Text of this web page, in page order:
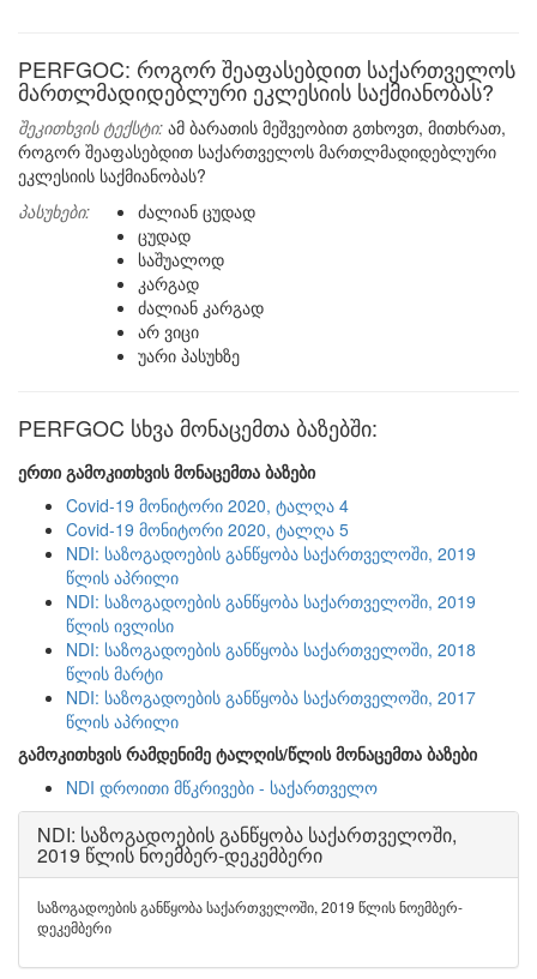
PERFGOC: როგორ შეაფასებდით საქართველოს
მართლმადიდებლური ეკლესიის საქმიანობას?
შეკითხვის ტექსტი: ამ ბარათის მეშვეობით გთხოვთ, მითხრათ,
როგორ შეაფასებდით საქართველოს მართლმადიდებლური
ეკლესიის საქმიანობას?
პასუხები:
ძალიან ცუდად
ცუდად
საშუალოდ
კარგად
ძალიან კარგად
არ ვიცი
უარი პასუხზე
PERFGOC სხვა მონაცემთა ბაზებში:
ერთი გამოკითხვის მონაცემთა ბაზები
Covid-19 მონიტორი 2020, ტალღა 4
Covid-19 მონიტორი 2020, ტალღა 5
NDI: საზოგადოების განწყობა საქართველოში, 2019
წლის აპრილი
NDI: საზოგადოების განწყობა საქართველოში, 2019
წლის ივლისი
NDI: საზოგადოების განწყობა საქართველოში, 2018
წლის მარტი
NDI: საზოგადოების განწყობა საქართველოში, 2017
წლის აპრილი
გამოკითხვის რამდენიმე ტალღის/წლის მონაცემთა ბაზები
NDI დროითი მწკრივები - საქართველო
NDI: საზოგადოების განწყობა საქართველოში,
2019 წლის ნოემბერ-დეკემბერი
საზოგადოების განწყობა საქართველოში, 2019 წლის ნოემბერ-
დეკემბერი